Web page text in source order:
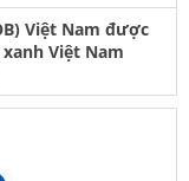
Việt Nam được
Việt Nam